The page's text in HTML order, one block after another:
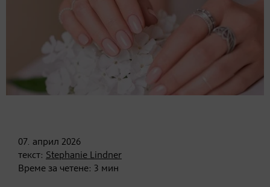
07. април 2026
текст: Stephanie Lindner
Време за четене: 3 мин